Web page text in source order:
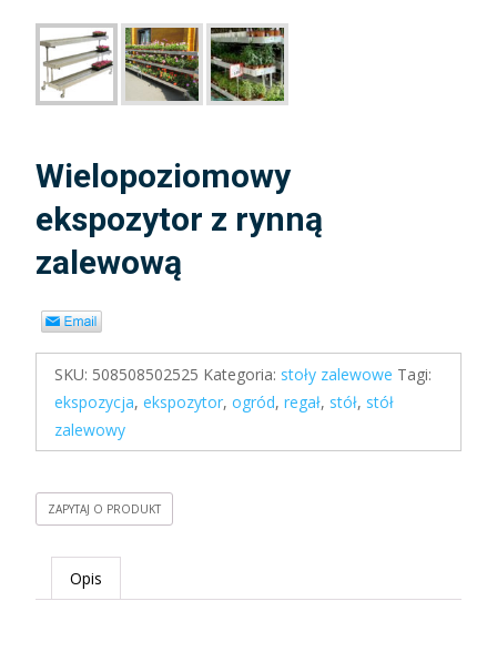
Wielopoziomowy
ekspozytor z rynną
zalewową
SKU: 508508502525 Kategoria: stoły zalewowe Tagi:
ekspozycja, ekspozytor, ogród, regał, stół, stół
zalewowy
ZAPYTAJ O PRODUKT
Opis